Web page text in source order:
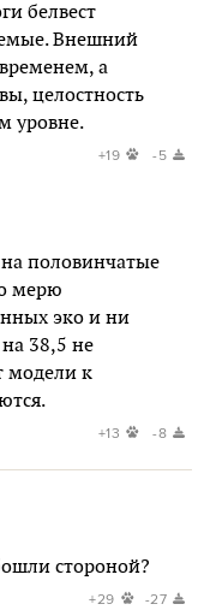
белвест
Внешний
а
целостность
уровне.
+19 -5
на половинчатые
мерю
эко и ни
38,5 не
модели к
+13 -8
стороной?
+29 -27